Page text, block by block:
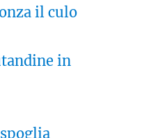
il culo
in